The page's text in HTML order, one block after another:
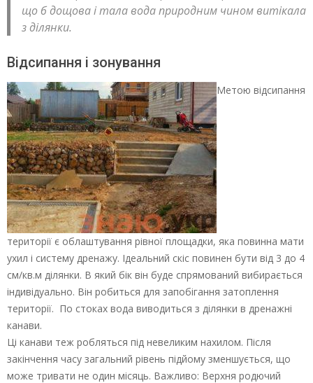
що б дощова і тала вода природним чином витікала
з ділянки.
Відсипання і зонування
Метою відсипання
території є облаштування рівної площадки, яка повинна мати
ухил і систему дренажу. Ідеальний скіс повинен бути від 3 до 4
см/кв.м ділянки. В який бік він буде спрямований вибирається
індивідуально. Він робиться для запобігання затоплення
території. По стоках вода виводиться з ділянки в дренажні
канави.
Ці канави теж робляться під невеликим нахилом. Після
закінчення часу загальний рівень підйому зменшується, що
може тривати не один місяць. Важливо: Верхня родючий